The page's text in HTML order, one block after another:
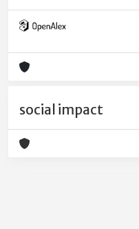
social impact